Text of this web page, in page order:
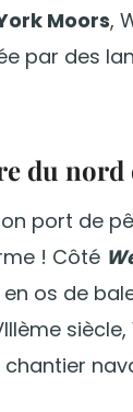
Moors,
par des
du
port de
! Côté
os de